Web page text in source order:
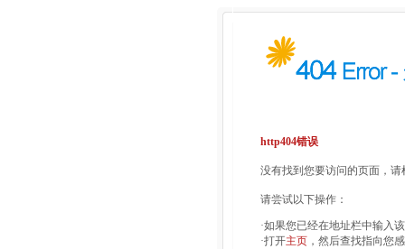
http404错误
没有找到您要访问的页面，
请尝试以下操作：
·如果您已经在地址栏中输入
·打开主页 ，然后查找指向您